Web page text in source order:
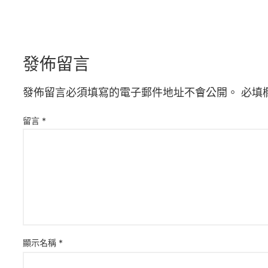
發佈留言
發佈留言必須填寫的電子郵件地址不會公開。 必填
留言 *
顯示名稱 *